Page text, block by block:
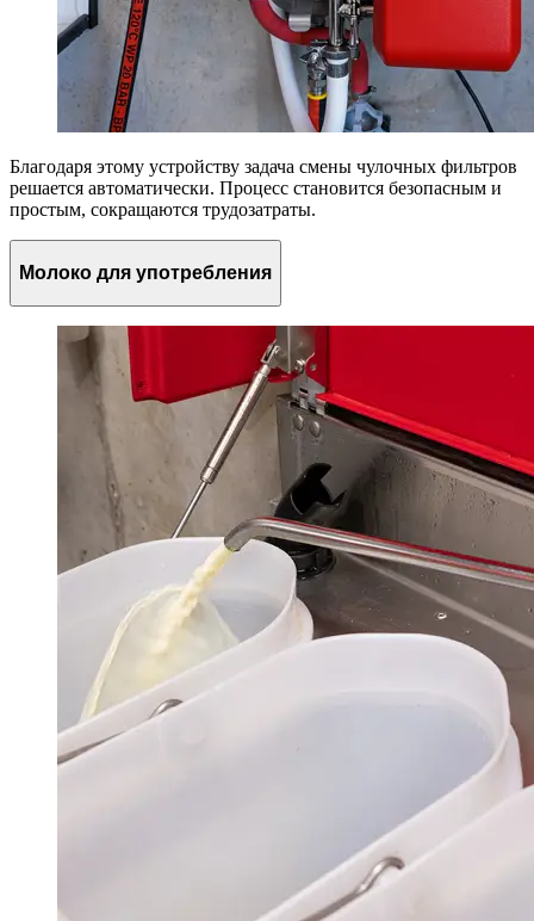
Благодаря этому устройству задача смены чулочных фильтров
решается автоматически. Процесс становится безопасным и
простым, сокращаются трудозатраты.
Молоко для употребления